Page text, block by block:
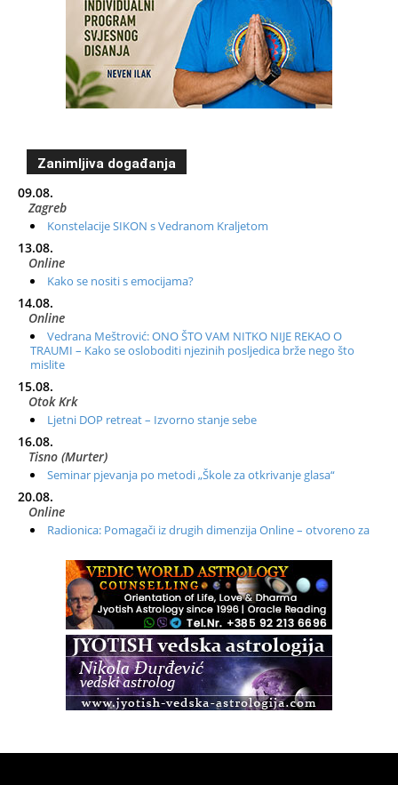
Zanimljiva događanja
09.08.
Zagreb
Konstelacije SIKON s Vedranom Kraljetom
13.08.
Online
Kako se nositi s emocijama?
14.08.
Online
Vedrana Meštrović: ONO ŠTO VAM NITKO NIJE REKAO O
TRAUMI – Kako se osloboditi njezinih posljedica brže nego što
mislite
15.08.
Otok Krk
Ljetni DOP retreat – Izvorno stanje sebe
16.08.
Tisno (Murter)
Seminar pjevanja po metodi „Škole za otkrivanje glasa“
20.08.
Online
Radionica: Pomagači iz drugih dimenzija Online – otvoreno za
Zagreb+Online
Osnovni ThetaHealing® tečaj, Zagreb i Online
Zagreb
Osnovna radionica za izscjeljivanje pranom (Basic Pranic
Healing course)
Access BARS®, otpusti stres